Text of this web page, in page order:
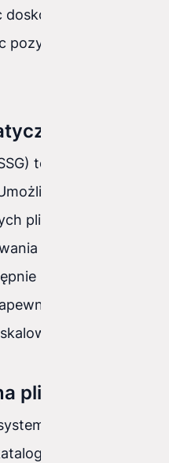
wrażenia
pozycjonowanie w
(SSG)
to kolejna
ona
plików HTML, CSS i
aplikacji. Te
być hostowane
plikach
routingu oparty
"pages" lub